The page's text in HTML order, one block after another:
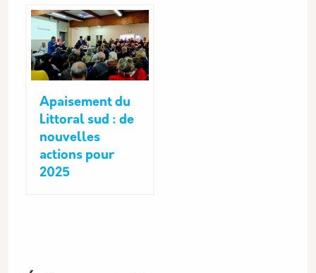
Apaisement du
Littoral sud : de
nouvelles
actions pour
2025